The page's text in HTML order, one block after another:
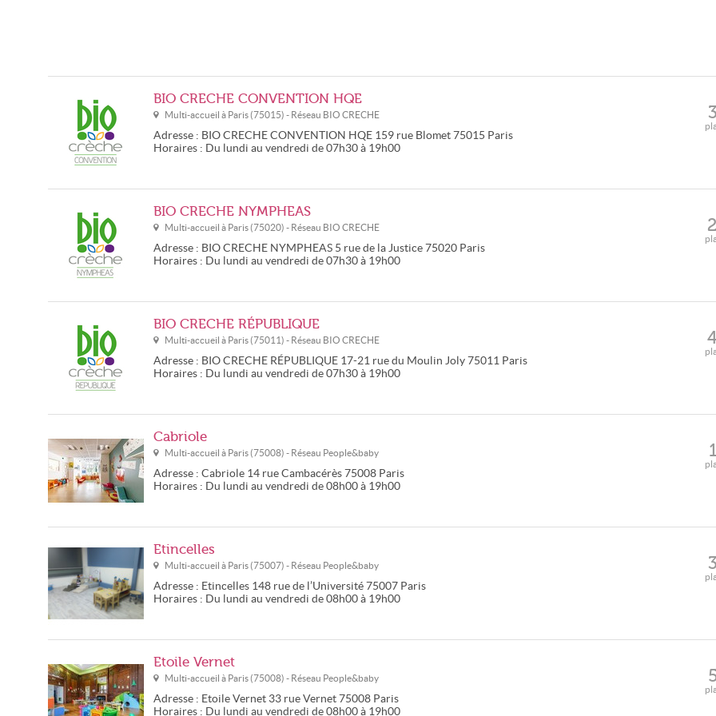
BIO CRECHE CONVENTION HQE
Multi-accueil à Paris (75015) - Réseau BIO CRECHE
Adresse : BIO CRECHE CONVENTION HQE 159 rue Blomet 75015 Paris
Horaires : Du lundi au vendredi de 07h30 à 19h00
BIO CRECHE NYMPHEAS
Multi-accueil à Paris (75020) - Réseau BIO CRECHE
Adresse : BIO CRECHE NYMPHEAS 5 rue de la Justice 75020 Paris
Horaires : Du lundi au vendredi de 07h30 à 19h00
BIO CRECHE RÉPUBLIQUE
Multi-accueil à Paris (75011) - Réseau BIO CRECHE
Adresse : BIO CRECHE RÉPUBLIQUE 17-21 rue du Moulin Joly 75011 Paris
Horaires : Du lundi au vendredi de 07h30 à 19h00
Cabriole
Multi-accueil à Paris (75008) - Réseau People&baby
Adresse : Cabriole 14 rue Cambacérès 75008 Paris
Horaires : Du lundi au vendredi de 08h00 à 19h00
Etincelles
Multi-accueil à Paris (75007) - Réseau People&baby
Adresse : Etincelles 148 rue de l’Université 75007 Paris
Horaires : Du lundi au vendredi de 08h00 à 19h00
Etoile Vernet
Multi-accueil à Paris (75008) - Réseau People&baby
Adresse : Etoile Vernet 33 rue Vernet 75008 Paris
Horaires : Du lundi au vendredi de 08h00 à 19h00